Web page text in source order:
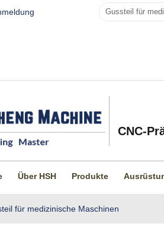
CNC-
Über HSH Produkte
für medizinische Maschinen